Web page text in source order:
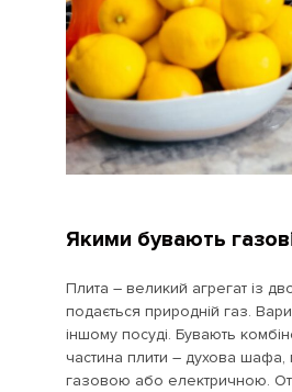
Якими бувають
Плита – великий агрегат із
подається природній газ.
іншому посуді. Бувають
частина плити – духова шафа,
газовою або електричною.